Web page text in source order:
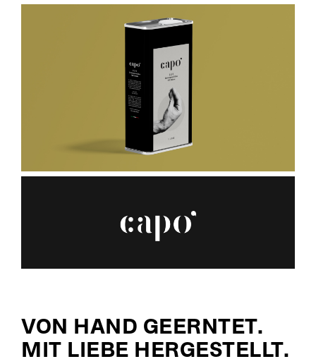
VON HAND GEERNTET.
MIT LIEBE HERGESTELLT.